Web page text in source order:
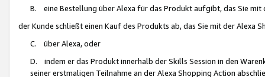
B. eine Bestellung über Alexa für das Produkt aufgibt, das Sie mit
der Kunde schließt einen Kauf des Produkts ab, das Sie mit der Alexa
C. über Alexa, oder
D. indem er das Produkt innerhalb der Skills Session in den
seiner erstmaligen Teilnahme an der Alexa Shopping Action